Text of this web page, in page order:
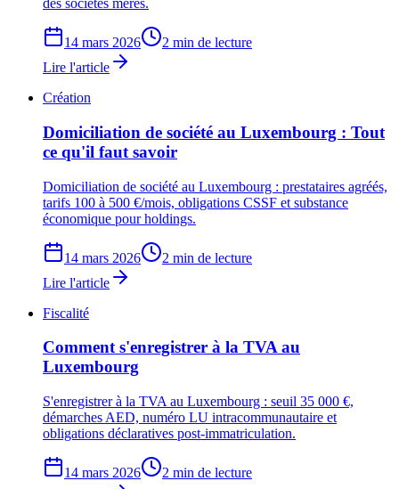
des sociétés mères.
14 mars 2026
2 min de lecture
Lire l'article
Création
Domiciliation de société au Luxembourg : Tout
ce qu'il faut savoir
Domiciliation de société au Luxembourg : prestataires agréés,
tarifs 100 à 500 €/mois, obligations CSSF et substance
économique pour holdings.
14 mars 2026
2 min de lecture
Lire l'article
Fiscalité
Comment s'enregistrer à la TVA au
Luxembourg
S'enregistrer à la TVA au Luxembourg : seuil 35 000 €,
démarches AED, numéro LU intracommunautaire et
obligations déclaratives post-immatriculation.
14 mars 2026
2 min de lecture